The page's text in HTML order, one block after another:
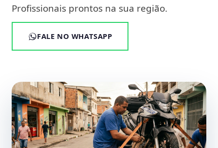
Profissionais prontos na sua região.
FALE NO WHATSAPP